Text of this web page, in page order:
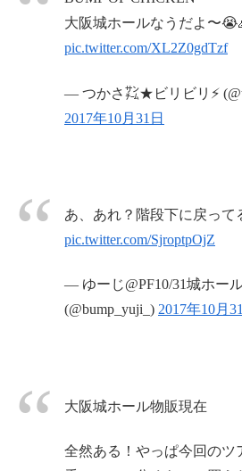
大阪城ホールなうだよ〜
pic.twitter.com/XL2Z0gdTzf
— つかさ㌠★ビリビリ⚡️
2017年10月31日
あ、あれ？階段下に戻っ
pic.twitter.com/SjroptpOjZ
— ゆーじ@PF10/31城ホー
(@bump_yuji_) 2017年10月
大阪城ホール物販現在
全然ある！やっぱ今回のツ